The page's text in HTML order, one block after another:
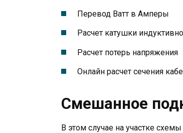
Перевод Ватт в Амперы
Расчет катушки
Расчет потерь напряжения
Онлайн расчет сечения
Смешанное
В этом случае на участке